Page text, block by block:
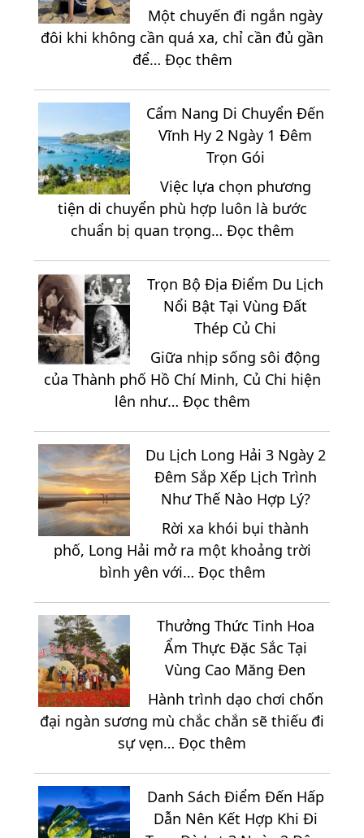
Du
Lịch
Chữ
3
Ngày
2
Đêm
Đi
Mũi
2
Ngày
1
Một chuyến đi ngắn ngày
đôi khi không cần quá xa, chỉ cần đủ gần
để… Đọc thêm:
Ý
Tour
Du
Lịch
Hồ
Tràm
3
Ngày
2
Đêm
Giá
2.150K
Cẩm Nang Di Chuyển Đến
Vĩnh Hy 2 Ngày 1 Đêm
Trọn Gói
Việc lựa chọn phương
tiện di chuyển phù hợp luôn là bước
chuẩn bị quan trọng… Đọc thêm:
Nang
Di
Chuyển
Vĩnh
Hy
Ngày
1
Đêm
Trọn
Trọn Bộ Địa Điểm Du Lịch
Nổi Bật Tại Vùng Đất
Thép Củ Chi
Giữa nhịp sống sôi động
của Thành phố Hồ Chí Minh, Củ Chi hiện
lên như… Đọc thêm:
Bộ
Địa
Điểm
Du
Lịch
Nổi
Bật
Tại
Vùng
Đất
Thép
Chi
Du Lịch Long Hải 3 Ngày 2
Đêm Sắp Xếp Lịch Trình
Như Thế Nào Hợp Lý?
Rời xa khói bụi thành
phố, Long Hải mở ra một khoảng trời
bình yên với… Đọc thêm:
Lịch
Long
Hải
3
Ngày
2
Sắp
Xếp
Lịch
Thưởng Thức Tinh Hoa
Ẩm Thực Đặc Sắc Tại
Vùng Cao Măng Đen
Hành trình dạo chơi chốn
đại ngàn sương mù chắc chắn sẽ thiếu đi
sự vẹn… Đọc thêm
Thức
Tinh
Hoa
Danh Sách Điểm Đến Hấp
Dẫn Nên Kết Hợp Khi Đi